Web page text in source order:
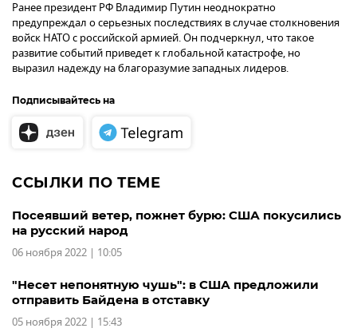
Ранее президент РФ Владимир Путин неоднократно
предупреждал о серьезных последствиях в случае столкновения
войск НАТО с российской армией. Он подчеркнул, что такое
развитие событий приведет к глобальной катастрофе, но
выразил надежду на благоразумие западных лидеров.
Подписывайтесь на
ССЫЛКИ ПО ТЕМЕ
Посеявший ветер, пожнет бурю: США покусились
на русский народ
06 ноября 2022 | 10:05
"Несет непонятную чушь": в США предложили
отправить Байдена в отставку
05 ноября 2022 | 15:43